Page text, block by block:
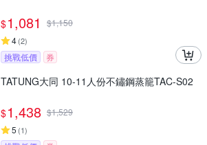
$1,081 $1,150
4(2)
挑戰低價 券
TATUNG大同 10-11人份不鏽鋼蒸籠TAC-S02
$1,438 $1,529
5 (1)